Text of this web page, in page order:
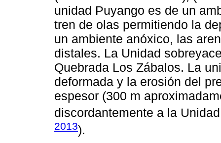
unidad Puyango es de un
tren de olas permitiendo la
un ambiente anóxico, las
distales. La Unidad
Quebrada Los Zábalos. La
deformada y la erosión del
espesor (300 m
discordantemente a la
2013).